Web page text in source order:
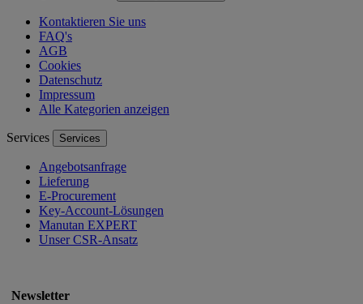
Kontaktieren Sie uns
FAQ's
AGB
Cookies
Datenschutz
Impressum
Alle Kategorien anzeigen
Services Services
Angebotsanfrage
Lieferung
E-Procurement
Key-Account-Lösungen
Manutan EXPERT
Unser CSR-Ansatz
Newsletter